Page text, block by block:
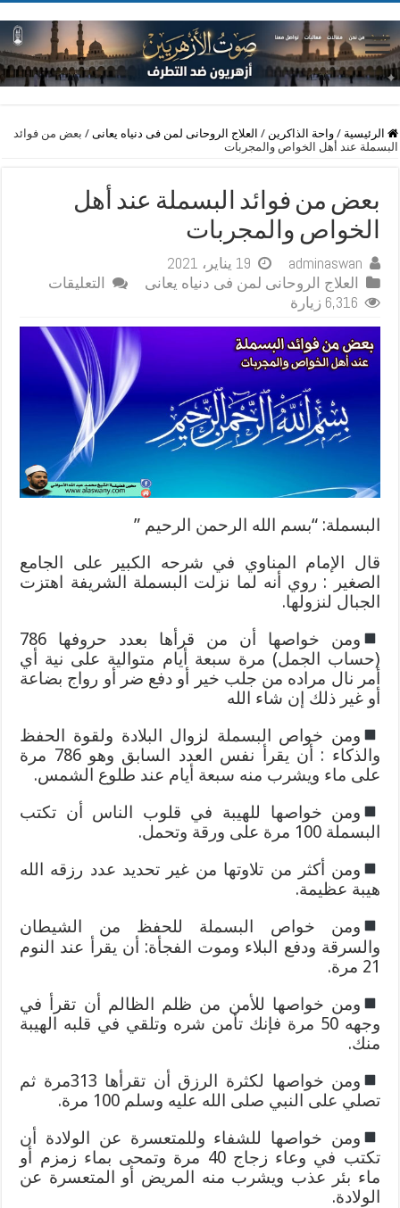
الرئيسية / واحة الذاكرين / العلاج الروحانى لمن فى دنياه يعانى / بعض من فوائد
البسملة عند أهل الخواص والمجربات
بعض من فوائد البسملة عند أهل
الخواص والمجربات
adminaswan
19 يناير، 2021
العلاج الروحانى لمن فى دنياه يعانى
التعليقات
فوائد
6,316 زيارة
البسملة: “بسم الله الرحمن الرحيم ”
قال اﻹمام المناوي في شرحه الكبير على الجامع
الصغير : روي أنه لما نزلت البسملة الشريفة اهتزت
الجبال لنزولها.
ومن خواصها أن من قرأها بعدد حروفها 786
(حساب الجمل) مرة سبعة أيام متوالية على نية أي
أمر نال مراده من جلب خير أو دفع ضر أو رواج بضاعة
أو غير ذلك إن شاء الله
ومن خواص البسملة لزوال البلادة ولقوة الحفظ
والذكاء : أن يقرأ نفس العدد السابق وهو 786 مرة
على ماء ويشرب منه سبعة أيام عند طلوع الشمس.
ومن خواصها للهيبة في قلوب الناس أن تكتب
البسملة 100 مرة على ورقة وتحمل.
ومن أكثر من تلاوتها من غير تحديد عدد رزقه الله
هيبة عظيمة.
ومن خواص البسملة للحفظ من الشيطان
والسرقة ودفع البلاء وموت الفجأة: أن يقرأ عند النوم
21 مرة.
ومن خواصها للأمن من ظلم الظالم أن تقرأ في
وجهه 50 مرة فإنك تأمن شره وتلقي في قلبه الهيبة
منك.
ومن خواصها لكثرة الرزق أن تقرأها 313مرة ثم
تصلي على النبي صلى الله عليه وسلم 100 مرة.
ومن خواصها للشفاء وللمتعسرة عن الولادة أن
تكتب في وعاء زجاج 40 مرة وتمحى بماء زمزم أو
ماء بئر عذب ويشرب منه المريض أو المتعسرة عن
الولادة.